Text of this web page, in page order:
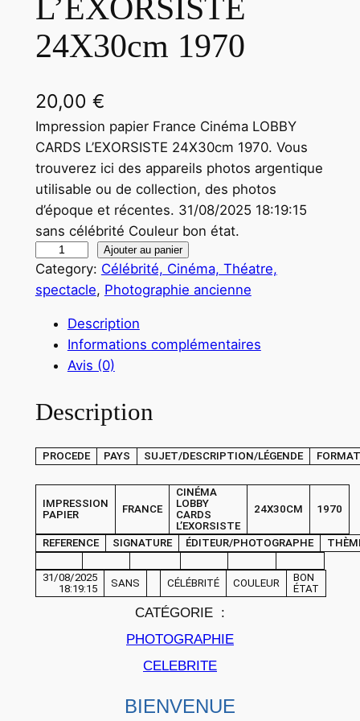
L’EXORSISTE
24X30cm 1970
20,00 €
Impression papier France Cinéma LOBBY
CARDS L’EXORSISTE 24X30cm 1970. Vous
trouverez ici des appareils photos argentique
utilisable ou de collection, des photos
d’époque et récentes. 31/08/2025 18:19:15
sans célébrité Couleur bon état.
u
a
d
H
O
O
Ajouter au panier
Category: Célébrité, Cinéma, Théatre,
spectacle, Photographie ancienne
Description
Informations complémentaires
Avis (0)
Description
PROCEDE PAYS SUJET/DESCRIPTION/LÉGENDE FORMAT
IMPRESSION
PAPIER
FRANCE
CINÉMA
LOBBY
CARDS
L’EXORSISTE
24X30CM 1970
REFERENCE SIGNATURE ÉDITEUR/PHOTOGRAPHE
31/08/2025
18:19:15
SANS CÉLÉBRITÉ COULEUR
BON
ÉTAT
CATÉGORIE :
PHOTOGRAPHIE
CELEBRITE
BIENVENUE